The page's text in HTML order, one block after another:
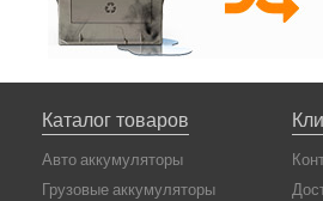
Каталог товаров
Авто аккумуляторы
Грузовые аккумуляторы